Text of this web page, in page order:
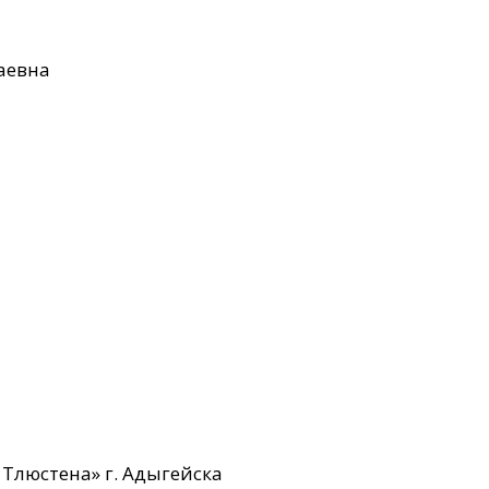
г. Адыгейска